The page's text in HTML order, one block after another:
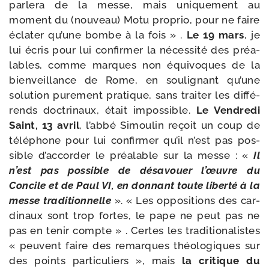
par­le­ra de la messe, mais uni­que­ment au
moment du (nou­veau) Motu pro­prio, pour ne faire
écla­ter qu’une bombe à la fois » . Le 19 mars, je
lui écris pour lui confir­mer la néces­si­té des préa­
lables, comme marques non équi­voques de la
bien­veillance de Rome, en sou­li­gnant qu’une
solu­tion pure­ment pra­tique, sans trai­ter les dif­fé­
rends doc­tri­naux, était impos­sible. Le Vendredi
Saint, 13 avril, l’ab­bé Simoulin reçoit un coup de
télé­phone pour lui confir­mer qu’il n’est pas pos­
sible d’ac­cor­der le préa­lable sur la messe : « Il
n’est pas pos­sible de désa­vouer l’œuvre du
Concile et de Paul VI, en don­nant toute liber­té à la
messe tra­di­tion­nelle ». « Les oppo­si­tions des car­
di­naux sont trop fortes, le pape ne peut pas ne
pas en tenir compte » . Certes les tra­di­tio­na­listes
« peuvent faire des remarques théo­lo­giques sur
des points par­ti­cu­liers », mais la cri­tique du